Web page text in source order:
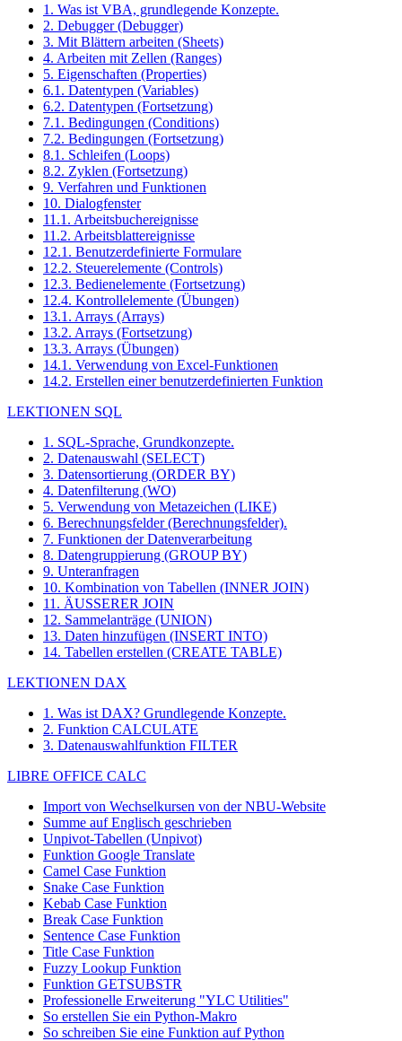
1. Was ist VBA, grundlegende Konzepte.
2. Debugger (Debugger)
3. Mit Blättern arbeiten (Sheets)
4. Arbeiten mit Zellen (Ranges)
5. Eigenschaften (Properties)
6.1. Datentypen (Variables)
6.2. Datentypen (Fortsetzung)
7.1. Bedingungen (Conditions)
7.2. Bedingungen (Fortsetzung)
8.1. Schleifen (Loops)
8.2. Zyklen (Fortsetzung)
9. Verfahren und Funktionen
10. Dialogfenster
11.1. Arbeitsbuchereignisse
11.2. Arbeitsblattereignisse
12.1. Benutzerdefinierte Formulare
12.2. Steuerelemente (Controls)
12.3. Bedienelemente (Fortsetzung)
12.4. Kontrollelemente (Übungen)
13.1. Arrays (Arrays)
13.2. Arrays (Fortsetzung)
13.3. Arrays (Übungen)
14.1. Verwendung von Excel-Funktionen
14.2. Erstellen einer benutzerdefinierten Funktion
LEKTIONEN SQL
1. SQL-Sprache, Grundkonzepte.
2. Datenauswahl (SELECT)
3. Datensortierung (ORDER BY)
4. Datenfilterung (WO)
5. Verwendung von Metazeichen (LIKE)
6. Berechnungsfelder (Berechnungsfelder).
7. Funktionen der Datenverarbeitung
8. Datengruppierung (GROUP BY)
9. Unteranfragen
10. Kombination von Tabellen (INNER JOIN)
11. ÄUSSERER JOIN
12. Sammelanträge (UNION)
13. Daten hinzufügen (INSERT INTO)
14. Tabellen erstellen (CREATE TABLE)
LEKTIONEN DAX
1. Was ist DAX? Grundlegende Konzepte.
2. Funktion CALCULATE
3. Datenauswahlfunktion FILTER
LIBRE OFFICE CALC
Import von Wechselkursen von der NBU-Website
Summe auf Englisch geschrieben
Unpivot-Tabellen (Unpivot)
Funktion Google Translate
Camel Case Funktion
Snake Case Funktion
Kebab Case Funktion
Break Case Funktion
Sentence Case Funktion
Title Case Funktion
Fuzzy Lookup Funktion
Funktion GETSUBSTR
Professionelle Erweiterung "YLC Utilities"
So erstellen Sie ein Python-Makro
So schreiben Sie eine Funktion auf Python